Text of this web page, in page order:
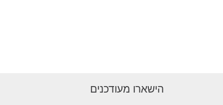
הישארו מעודכנים